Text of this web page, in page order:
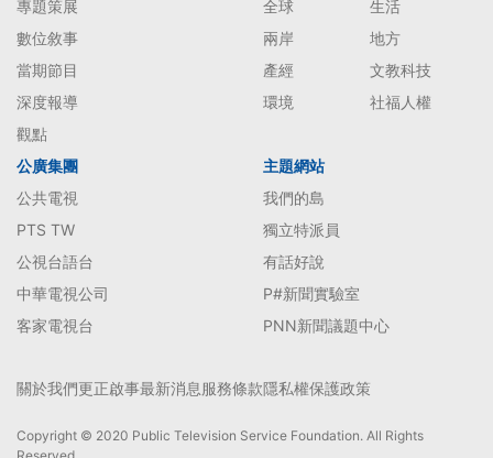
專題策展
數位敘事
當期節目
深度報導
觀點
全球
生活
兩岸
地方
產經
文教科技
環境
社福人權
公廣集團
公共電視
PTS TW
公視台語台
中華電視公司
客家電視台
主題網站
我們的島
獨立特派員
有話好說
P#新聞實驗室
PNN新聞議題中心
關於我們更正啟事最新消息服務條款隱私權保護政策
Copyright © 2020 Public Television Service Foundation. All Rights